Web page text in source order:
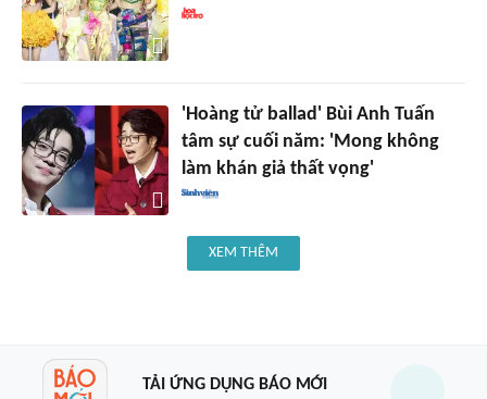
'Hoàng tử ballad' Bùi Anh Tuấn
tâm sự cuối năm: 'Mong không
làm khán giả thất vọng'
XEM THÊM
TẢI ỨNG DỤNG BÁO MỚI